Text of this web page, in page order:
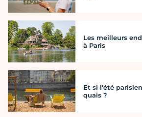
Les meilleurs
à Paris
Et si l’été
quais ?